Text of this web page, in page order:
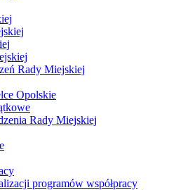
Rady Miejskiej
Opolskie
Rady Miejskiej
programów współpracy